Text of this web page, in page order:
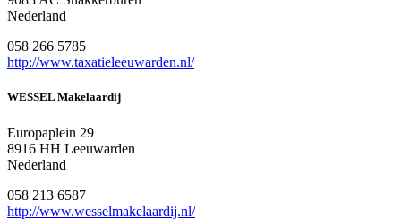
Nederland
058 266 5785
http://www.taxatieleeuwarden.nl/
WESSEL Makelaardij
Europaplein 29
8916 HH Leeuwarden
Nederland
058 213 6587
http://www.wesselmakelaardij.nl/